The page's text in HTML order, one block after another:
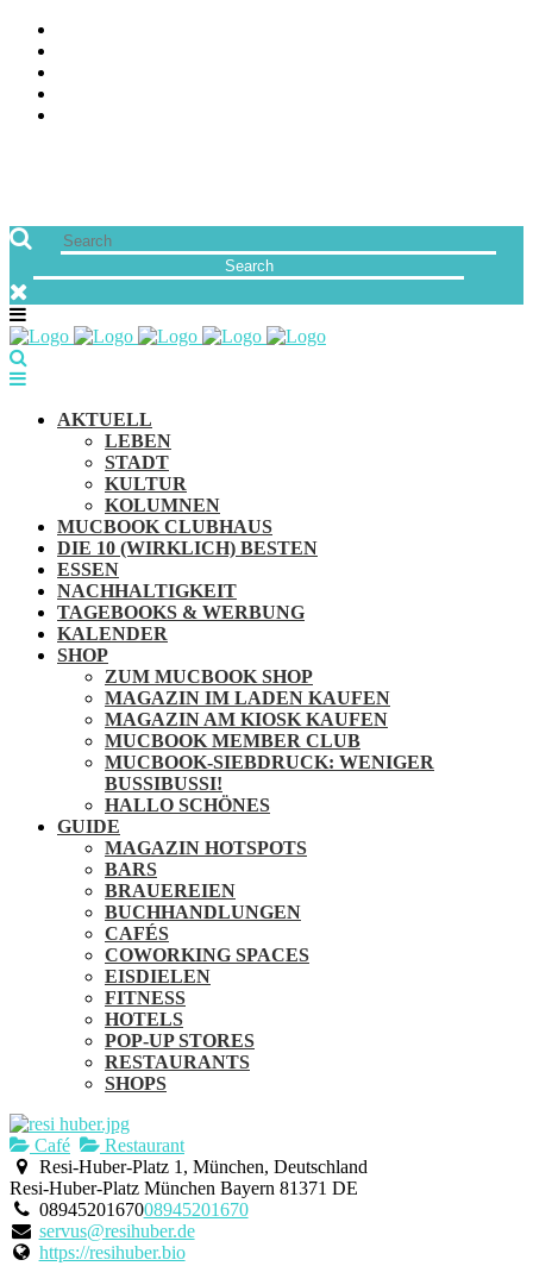
AKTUELL
LEBEN
STADT
KULTUR
KOLUMNEN
MUCBOOK CLUBHAUS
DIE 10 (WIRKLICH) BESTEN
ESSEN
NACHHALTIGKEIT
TAGEBOOKS & WERBUNG
KALENDER
SHOP
ZUM MUCBOOK SHOP
MAGAZIN IM LADEN KAUFEN
MAGAZIN AM KIOSK KAUFEN
MUCBOOK MEMBER CLUB
MUCBOOK-SIEBDRUCK: WENIGER
BUSSIBUSSI!
HALLO SCHÖNES
GUIDE
MAGAZIN HOTSPOTS
BARS
BRAUEREIEN
BUCHHANDLUNGEN
CAFÉS
COWORKING SPACES
EISDIELEN
FITNESS
HOTELS
POP-UP STORES
RESTAURANTS
SHOPS
Café
Restaurant
Resi-Huber-Platz 1, München, Deutschland
Resi-Huber-Platz München Bayern 81371 DE
0894520167008945201670
servus@resihuber.de
https://resihuber.bio